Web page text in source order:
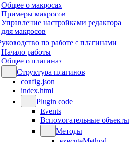
Общее о макросах
Примеры макросов
Управление настройками редактора
для макросов
по работе с плагинами
Начало работы
Общее о плагинах
Структура плагинов
config.json
index.html
Plugin code
Events
Вспомогательные объекты
Методы